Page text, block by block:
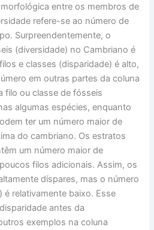
entre os membros de
refere-se ao número de
Surpreendentemente, o
(diversidade) no Cambriano é
e classes (disparidade) é alto,
em outras partes da coluna
filo ou classe de fósseis
algumas espécies, enquanto
ter um número maior de
do cambriano. Os estratos
um número maior de
filos adicionais. Assim, os
díspares, mas o número
é relativamente baixo. Esse
antes da
exemplos na coluna